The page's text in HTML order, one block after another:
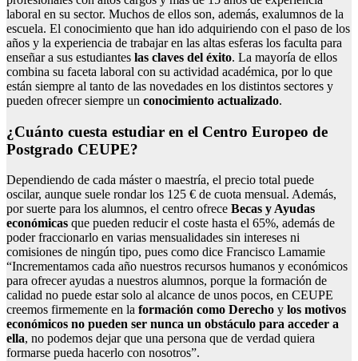
laboral en su sector. Muchos de ellos son, además, exalumnos de la
escuela. El conocimiento que han ido adquiriendo con el paso de los
años y la experiencia de trabajar en las altas esferas los faculta para
enseñar a sus estudiantes las claves del éxito. La mayoría de ellos
combina su faceta laboral con su actividad académica, por lo que
están siempre al tanto de las novedades en los distintos sectores y
pueden ofrecer siempre un conocimiento actualizado.
¿Cuánto cuesta estudiar en el Centro Europeo de
Postgrado CEUPE?
Dependiendo de cada máster o maestría, el precio total puede
oscilar, aunque suele rondar los 125 € de cuota mensual. Además,
por suerte para los alumnos, el centro ofrece Becas y Ayudas
económicas que pueden reducir el coste hasta el 65%, además de
poder fraccionarlo en varias mensualidades sin intereses ni
comisiones de ningún tipo, pues como dice Francisco Lamamie
“Incrementamos cada año nuestros recursos humanos y económicos
para ofrecer ayudas a nuestros alumnos, porque la formación de
calidad no puede estar solo al alcance de unos pocos, en CEUPE
creemos firmemente en la formación como Derecho y los motivos
económicos no pueden ser nunca un obstáculo para acceder a
ella, no podemos dejar que una persona que de verdad quiera
formarse pueda hacerlo con nosotros”.